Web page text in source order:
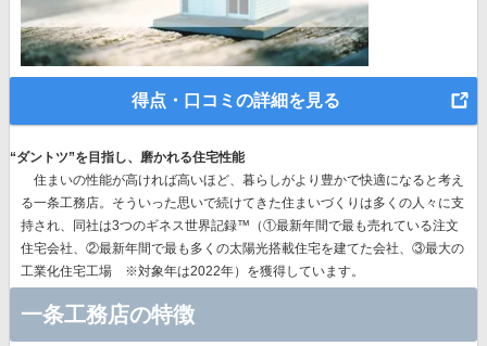
得点・口コミの詳細を見る
“ダントツ”を目指し、磨かれる住宅性能
住まいの性能が高ければ高いほど、暮らしがより豊かで快適になると考え
る一条工務店。そういった思いで続けてきた住まいづくりは多くの人々に支
持され、同社は3つのギネス世界記録™（①最新年間で最も売れている注文
住宅会社、②最新年間で最も多くの太陽光搭載住宅を建てた会社、③最大の
工業化住宅工場 ※対象年は2022年）を獲得しています。
一条工務店の特徴